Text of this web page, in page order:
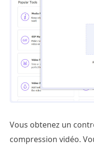
Vous obtenez un
compression vidéo.